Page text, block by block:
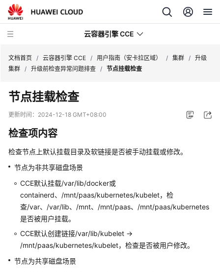
云容器引擎 CCE
最
动
态
服
务
告
产
品
介
绍
文档首页 / 云容器引擎 CCE / 用户指南（安卡拉区域） / 集群 / 升级
集群 / 升级前检查异常问题排查 / 节点挂载检查
节点挂载检查
更新时间： 2024-12-18 GMT+08:00
检查项内容
检查节点上默认挂载目录及软链接是否被手动挂载或修改。
节点为非共享磁盘场景
CCE默认挂载/var/lib/docker或
containerd、/mnt/paas/kubernetes/kubelet，检
查/var、/var/lib、/mnt、/mnt/paas、/mnt/paas/kubernetes
是否被用户挂载。
CCE默认创建链接/var/lib/kubelet ->
/mnt/paas/kubernetes/kubelet，检查是否被用户修改。
节点为共享磁盘场景